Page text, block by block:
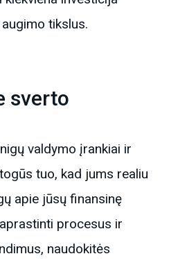
tikslus.
sverto
valdymo įrankiai ir
tuo, kad jums realiu
apie jūsų finansinę
procesus ir
naudokitės